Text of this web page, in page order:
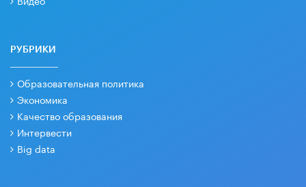
РУБРИКИ
Образовательная политика
Экономика
Качество образования
Интервести
Big data